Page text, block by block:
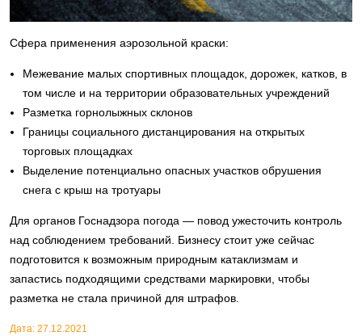
Сфера применения аэрозольной краски:
Межевание малых спортивных площадок, дорожек, катков, в
том числе и на территории образовательных учреждений
Разметка горнолыжных склонов
Границы социального дистанцирования на открытых
торговых площадках
Выделение потенциально опасных участков обрушения
снега с крыш на тротуары
Для органов Госнадзора погода — повод ужесточить контроль
над соблюдением требований. Бизнесу стоит уже сейчас
подготовится к возможным природным катаклизмам и
запастись подходящими средствами маркировки, чтобы
разметка не стала причиной для штрафов.
Дата: 27.12.2021